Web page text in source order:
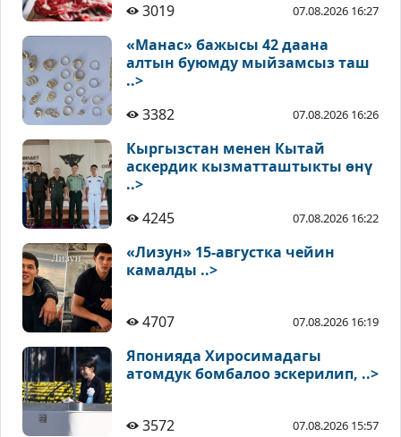
3019 07.08.2026 16:27
«Манас» бажысы 42 даана
алтын буюмду мыйзамсыз таш
..>
3382
07.08.2026 16:26
Кыргызстан менен Кытай
аскердик кызматташтыкты өнү
..>
4245
07.08.2026 16:22
«Лизун» 15-августка чейин
камалды ..>
4707 07.08.2026 16:19
Японияда Хиросимадагы
атомдук бомбалоо эскерилип, ..>
3572 07.08.2026 15:57